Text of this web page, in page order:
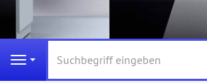
Navigation